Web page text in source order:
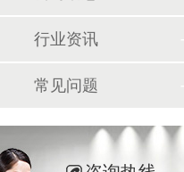
行业资讯
常见问题